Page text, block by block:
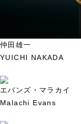
仲田雄一
YUICHI NAKADA
エバンズ・マラカイ
Malachi Evans